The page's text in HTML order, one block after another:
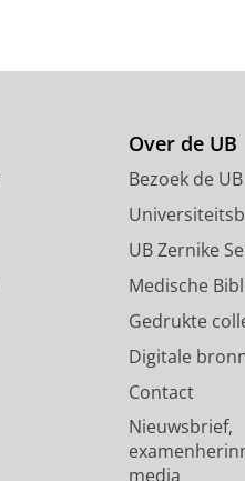
Over de UB
Bezoek de UB
UB Zernike
Medische
Gedrukte
Digitale
Contact
Nieuwsbrief,
media